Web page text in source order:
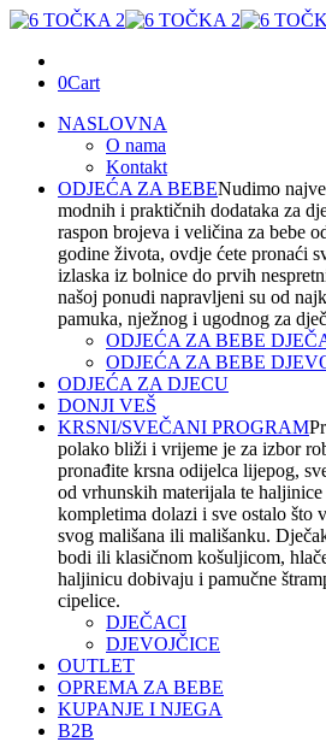
0Cart
NASLOVNA
O nama
Kontakt
ODJEĆA ZA BEBENudimo
modnih i praktičnih dodataka za
raspon brojeva i veličina za bebe
godine života, ovdje ćete pronaći
izlaska iz bolnice do prvih
našoj ponudi napravljeni su od
pamuka, nježnog i ugodnog za
ODJEĆA ZA BEBE
ODJEĆA ZA BEBE
ODJEĆA ZA DJECU
DONJI VEŠ
KRSNI/SVEČANI PROGRAM
polako bliži i vrijeme je za izbor
pronađite krsna odijelca lijepog,
od vrhunskih materijala te
kompletima dolazi i sve ostalo što
svog mališana ili mališanku.
bodi ili klasičnom košuljicom,
haljinicu dobivaju i pamučne
cipelice.
DJEČACI
DJEVOJČICE
OUTLET
OPREMA ZA BEBE
KUPANJE I NJEGA
B2B